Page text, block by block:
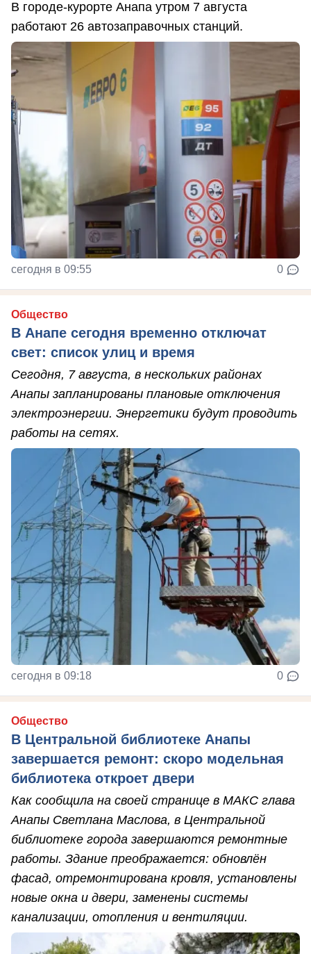
В городе-курорте Анапа утром 7 августа
работают 26 автозаправочных станций.
сегодня в 09:55 0
Общество
В Анапе сегодня временно отключат
свет: список улиц и время
Сегодня, 7 августа, в нескольких районах
Анапы запланированы плановые отключения
электроэнергии. Энергетики будут проводить
работы на сетях.
сегодня в 09:18 0
Общество
В Центральной библиотеке Анапы
завершается ремонт: скоро модельная
библиотека откроет двери
Как сообщила на своей странице в МАКС глава
Анапы Светлана Маслова, в Центральной
библиотеке города завершаются ремонтные
работы. Здание преображается: обновлён
фасад, отремонтирована кровля, установлены
новые окна и двери, заменены системы
канализации, отопления и вентиляции.